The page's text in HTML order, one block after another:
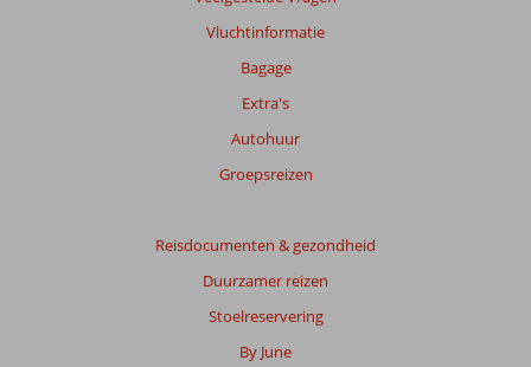
Vluchtinformatie
Bagage
Extra's
Autohuur
Groepsreizen
Reisdocumenten & gezondheid
Duurzamer reizen
Stoelreservering
By June